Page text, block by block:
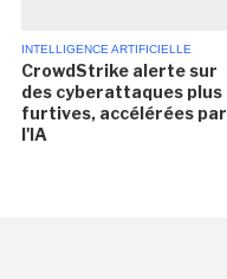
INTELLIGENCE ARTIFICIELLE
CrowdStrike alerte sur
des cyberattaques plus
furtives, accélérées par
l'IA